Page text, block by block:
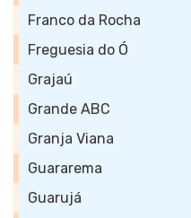
Franco da Rocha
Freguesia do Ó
Grajaú
Grande ABC
Granja Viana
Guararema
Guarujá